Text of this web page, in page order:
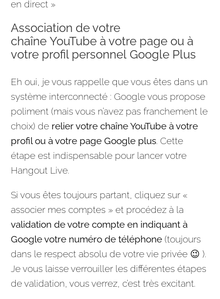
en direct »
Association de votre
chaîne YouTube à votre page ou à
votre profil personnel Google Plus
Eh oui, je vous rappelle que vous êtes dans un
système interconnecté :Googlevous propose
poliment (mais vous n’avez pas franchement le
choix) de relier votre chaîneYouTube à votre
profil ou à votre pageGoogle plus. Cette
étape est indispensable pour lancer votre
Hangout Live.
Si vous êtes toujours partant, cliquez sur «
associer mes comptes » et procédez à la
validation de votre compte en indiquant à
Googlevotre numéro de téléphone (toujours
dans le respect absolu de votre vie privée 😉 ).
Je vous laisse verrouiller les différentes étapes
de validation, vous verrez, c’est très excitant.